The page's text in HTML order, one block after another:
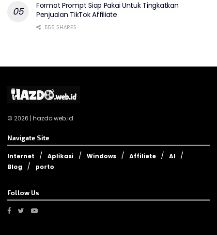
Format Prompt Siap Pakai Untuk Tingkatkan
Penjualan TikTok Affiliate
555 SHARES
© 2026 | hazdo.web.id
Navigate Site
Internet Aplikasi Windows Affiliete
AI
Blog
porto
Follow Us